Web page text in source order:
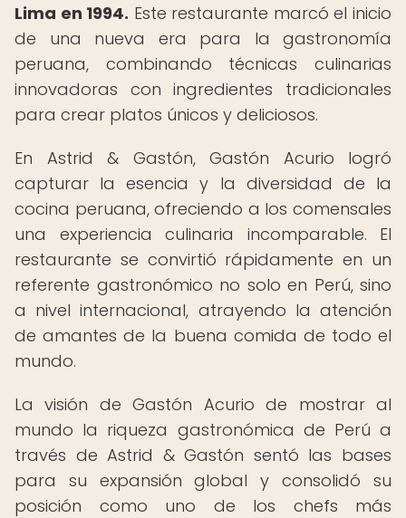
Lima en 1994. Este restaurante marcó el inicio
de una nueva era para la gastronomía
peruana, combinando técnicas culinarias
innovadoras con ingredientes tradicionales
para crear platos únicos y deliciosos.
En Astrid & Gastón, Gastón Acurio logró
capturar la esencia y la diversidad de la
cocina peruana, ofreciendo a los comensales
una experiencia culinaria incomparable. El
restaurante se convirtió rápidamente en un
referente gastronómico no solo en Perú, sino
a nivel internacional, atrayendo la atención
de amantes de la buena comida de todo el
mundo.
La visión de Gastón Acurio de mostrar al
mundo la riqueza gastronómica de Perú a
través de Astrid & Gastón sentó las bases
para su expansión global y consolidó su
posición como uno de los chefs más